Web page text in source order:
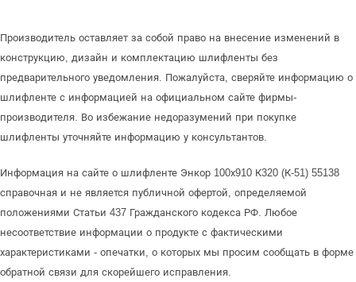
Производитель оставляет за собой право на внесение изменений в
конструкцию, дизайн и комплектацию шлифленты без
предварительного уведомления. Пожалуйста, сверяйте информацию о
шлифленте с информацией на официальном сайте фирмы-
производителя. Во избежание недоразумений при покупке
шлифленты уточняйте информацию у консультантов.
Информация на сайте о шлифленте Энкор 100х910 К320 (К-51) 55138
справочная и не является публичной офертой, определяемой
положениями Статьи 437 Гражданского кодекса РФ. Любое
несоответствие информации о продукте с фактическими
характеристиками - опечатки, о которых мы просим сообщать в форме
обратной связи для скорейшего исправления.